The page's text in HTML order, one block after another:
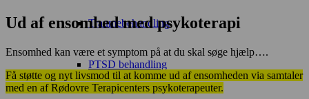
Traumebehandling
PTSD behandling
Ud af ensomhed med psykoterapi
Ensomhed kan være et symptom på at du skal søge hjælp….
Få støtte og nyt livsmod til at komme ud af ensomheden via samtaler
med en af Rødovre Terapicenters psykoterapeuter.